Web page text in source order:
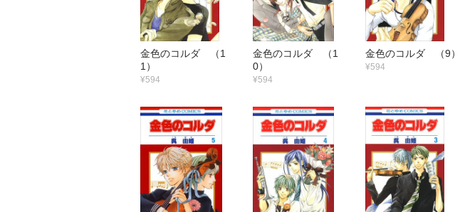
金色のコルダ （1
1）
¥594
金色のコルダ （1
0）
¥594
金色のコルダ （9）
¥594